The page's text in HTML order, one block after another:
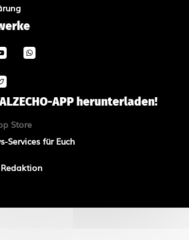
APP herunterladen!
Services für Euch